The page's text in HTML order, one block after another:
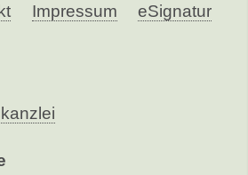
Impressum eSignatur